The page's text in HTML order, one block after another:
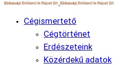
Cégismertető
Cégtörténet
Erdészeteink
Közérdekű adatok